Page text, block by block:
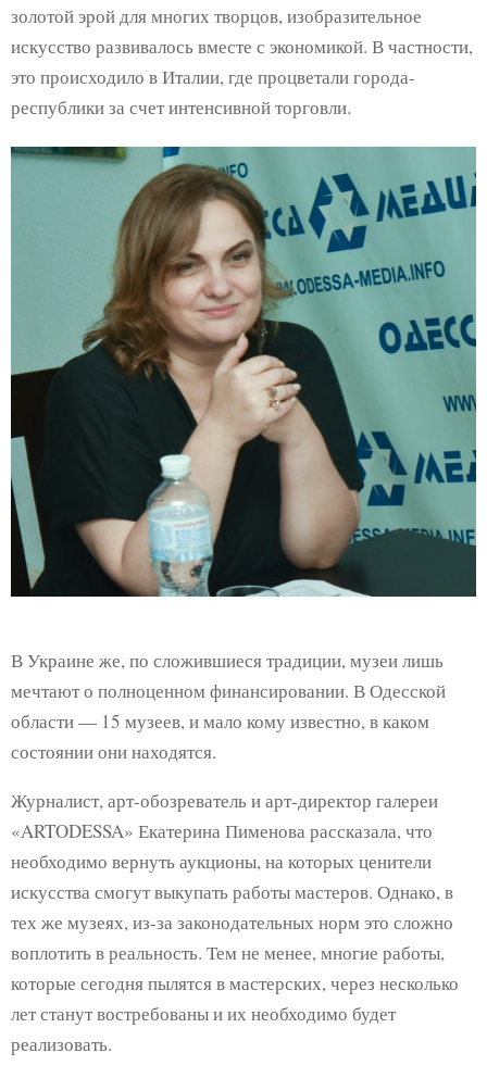
золотой эрой для многих творцов, изобразительное
искусство развивалось вместе с экономикой. В частности,
это происходило в Италии, где процветали города-
республики за счет интенсивной торговли.
В Украине же, по сложившиеся традиции, музеи лишь
мечтают о полноценном финансировании. В Одесской
области — 15 музеев, и мало кому известно, в каком
состоянии они находятся.
Журналист, арт-обозреватель и арт-директор галереи
«ARTODESSA» Екатерина Пименова рассказала, что
необходимо вернуть аукционы, на которых ценители
искусства смогут выкупать работы мастеров. Однако, в
тех же музеях, из-за законодательных норм это сложно
воплотить в реальность. Тем не менее, многие работы,
которые сегодня пылятся в мастерских, через несколько
лет станут востребованы и их необходимо будет
реализовать.